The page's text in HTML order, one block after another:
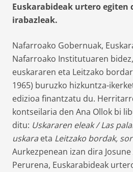
Euskarabideak urtero egiten
irabazleak.
Nafarroako Gobernuak,
Nafarroako Institutuaren
euskararen eta Leitzako
1965) buruzko hizkuntza-
edizioa finantzatu du.
kontseilaria den Ana Ollok bi
ditu: Uskararen eleak / Las
uskara eta Leitzako bordak,
Aurkezpenean izan dira
Perurena, Euskarabideak